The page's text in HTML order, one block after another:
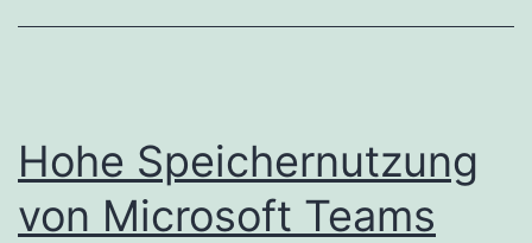
Hohe Speichernutzung
von Microsoft Teams